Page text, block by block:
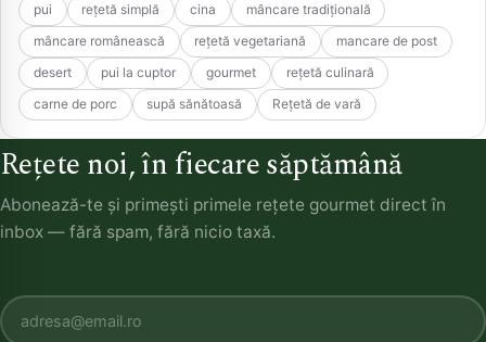
pui
rețetă simplă cina
mâncare tradițională
mâncare românească
rețetă vegetariană
mancare de post
desert
pui la cuptor gourmet
rețetă culinară
carne de porc
supă sănătoasă Rețetă de vară
Rețete noi, în fiecare săptămână
Abonează-te și primești primele rețete gourmet direct în
inbox — fără spam, fără nicio taxă.